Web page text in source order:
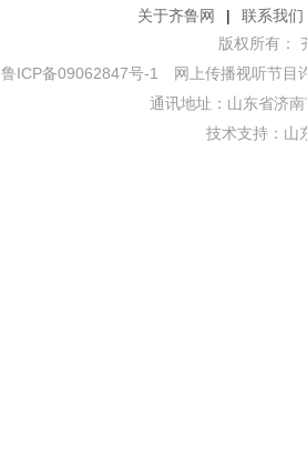
关于齐鲁网 |
联系我们
版权所有：
鲁ICP备09062847号-1
网上传播视听节目
通讯地址：山东省济
技术支持： 山